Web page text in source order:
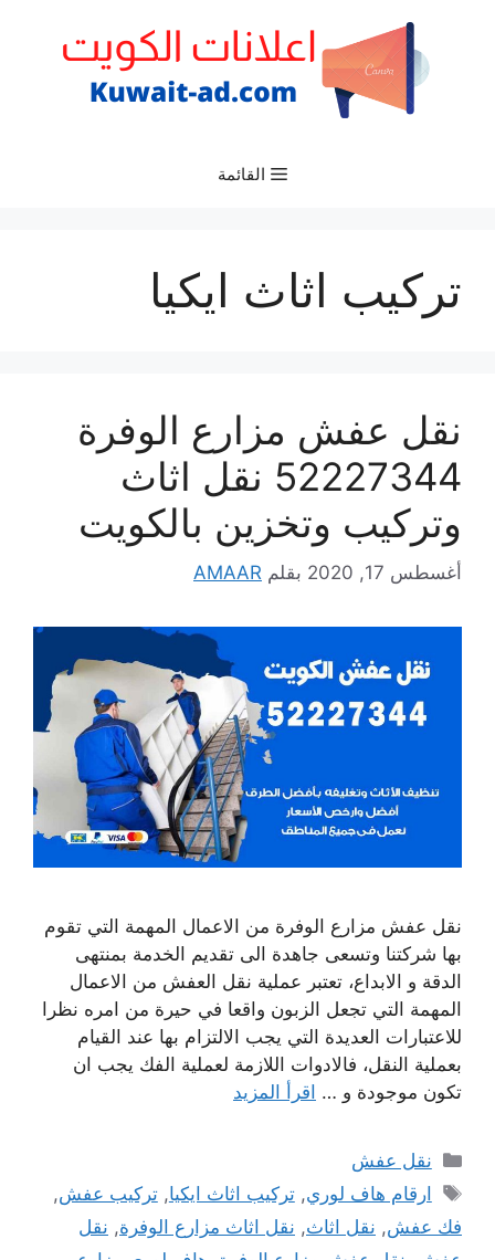
القائمة
تركيب اثاث ايكيا
نقل عفش مزارع الوفرة
52227344 نقل اثاث
وتركيب وتخزين بالكويت
أغسطس 17, 2020 بقلم AMAAR
نقل عفش مزارع الوفرة من الاعمال المهمة التي تقوم
بها شركتنا وتسعى جاهدة الى تقديم الخدمة بمنتهى
الدقة و الابداع، تعتبر عملية نقل العفش من الاعمال
المهمة التي تجعل الزبون واقعا في حيرة من امره نظرا
للاعتبارات العديدة التي يجب الالتزام بها عند القيام
بعملية النقل، فالادوات اللازمة لعملية الفك يجب ان
تكون موجودة و … اقرأ المزيد
التصنيفات
نقل عفش
الوسوم
ارقام هاف لوري,تركيب اثاث ايكيا,تركيب عفش,
فك عفش, نقل اثاث, نقل اثاث مزارع الوفرة, نقل